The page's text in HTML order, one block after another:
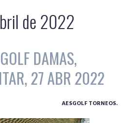
de 2022
DAMAS,
27 ABR 2022
AESGOLF TORNEOS.